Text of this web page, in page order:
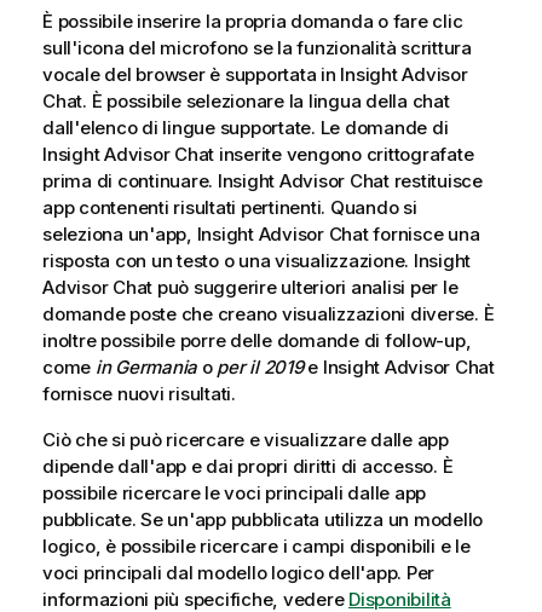
o
r
m
a
t
c
a
È possibile inserire la propria domanda o fare clic
sull'icona del microfono se la funzionalità scrittura
vocale del browser è supportata in Insight Advisor
Chat. È possibile selezionare la lingua della chat
dall'elenco di lingue supportate. Le domande di
Insight Advisor Chat inserite vengono crittografate
prima di continuare. Insight Advisor Chatrestituisce
app contenenti risultati pertinenti. Quando si
seleziona un'app, Insight Advisor Chatfornisce una
risposta con un testo o una visualizzazione. Insight
Advisor Chat può suggerire ulteriori analisi per le
domande poste che creano visualizzazioni diverse. È
inoltre possibile porre delle domande di follow-up,
come in Germania o per il 2019e Insight Advisor Chat
fornisce nuovi risultati.
Ciò che si può ricercare e visualizzare dalle app
dipende dall'app e dai propri diritti di accesso. È
possibile ricercare le voci principali dalle app
pubblicate. Se un'app pubblicata utilizza un modello
logico, è possibile ricercare i campi disponibili e le
voci principali dal modello logico dell'app. Per
informazioni più specifiche, vedere Disponibilità